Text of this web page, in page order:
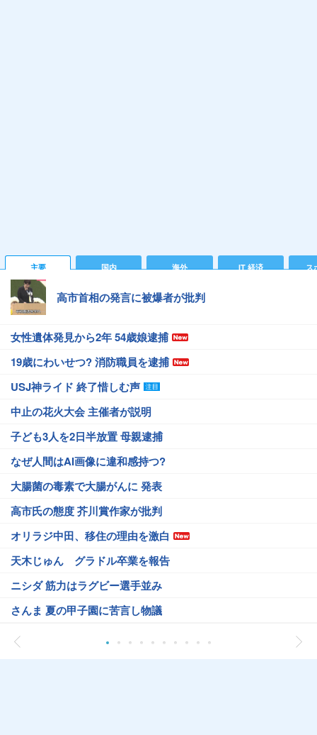
主要 国内 海外 IT 経済 ス
高市首相の発言に被爆者が批判
女性遺体発見から2年 54歳娘逮捕
19歳にわいせつ? 消防職員を逮捕
USJ神ライド 終了惜しむ声
中止の花火大会 主催者が説明
子ども3人を2日半放置 母親逮捕
なぜ人間はAI画像に違和感持つ?
大腸菌の毒素で大腸がんに 発表
高市氏の態度 芥川賞作家が批判
オリラジ中田、移住の理由を激白
天木じゅん グラドル卒業を報告
ニシダ 筋力はラグビー選手並み
さんま 夏の甲子園に苦言し物議